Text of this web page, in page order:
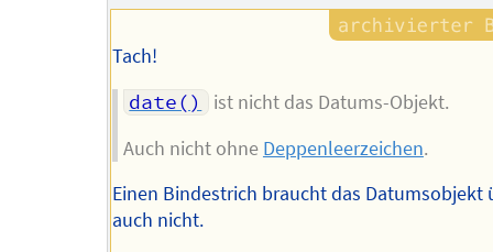
Tach!
date()
ist nicht das Datums-Objekt.
Auch nicht ohne Deppenleerzeichen.
Einen Bindestrich braucht das Datumsobjekt
auch nicht.